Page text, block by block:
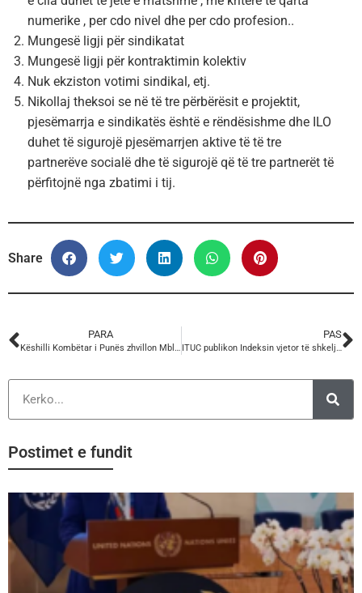
numerike , per cdo nivel dhe per cdo profesion..
Mungesë ligji për sindikatat
Mungesë ligji për kontraktimin kolektiv
Nuk ekziston votimi sindikal, etj.
Nikollaj theksoi se në të tre përbërësit e projektit,
pjesëmarrja e sindikatës është e rëndësishme dhe ILO
duhet të sigurojë pjesëmarrjen aktive të të tre
partnerëve socialë dhe të sigurojë që të tre partnerët të
përfitojnë nga zbatimi i tij.
Share
PARA
Këshilli Kombëtar i Punës zhvillon Mbledhjen e radhës
PAS
ITUC publikon Indeksin vjetor të shkeljes së të drejtave sindikale në shkallë botërore
Postimet e fundit